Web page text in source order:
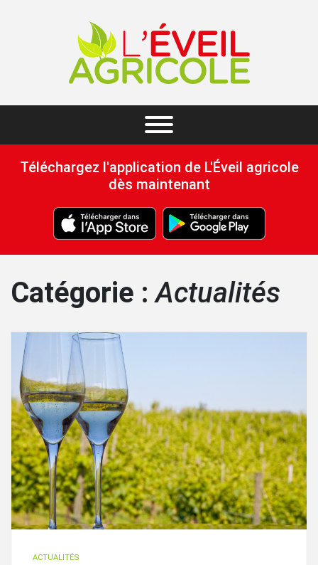
Téléchargez l'application de L'Éveil agricole
dès maintenant
Catégorie :Actualités
ACTUALITÉS